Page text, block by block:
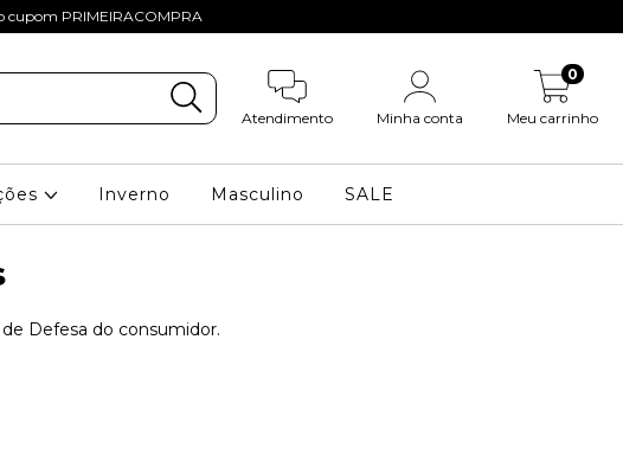
cupom PRIMEIRACOMPRA
Atendimento Minha conta Meu carrinho
0
Inverno Masculino SALE
Defesa do consumidor.